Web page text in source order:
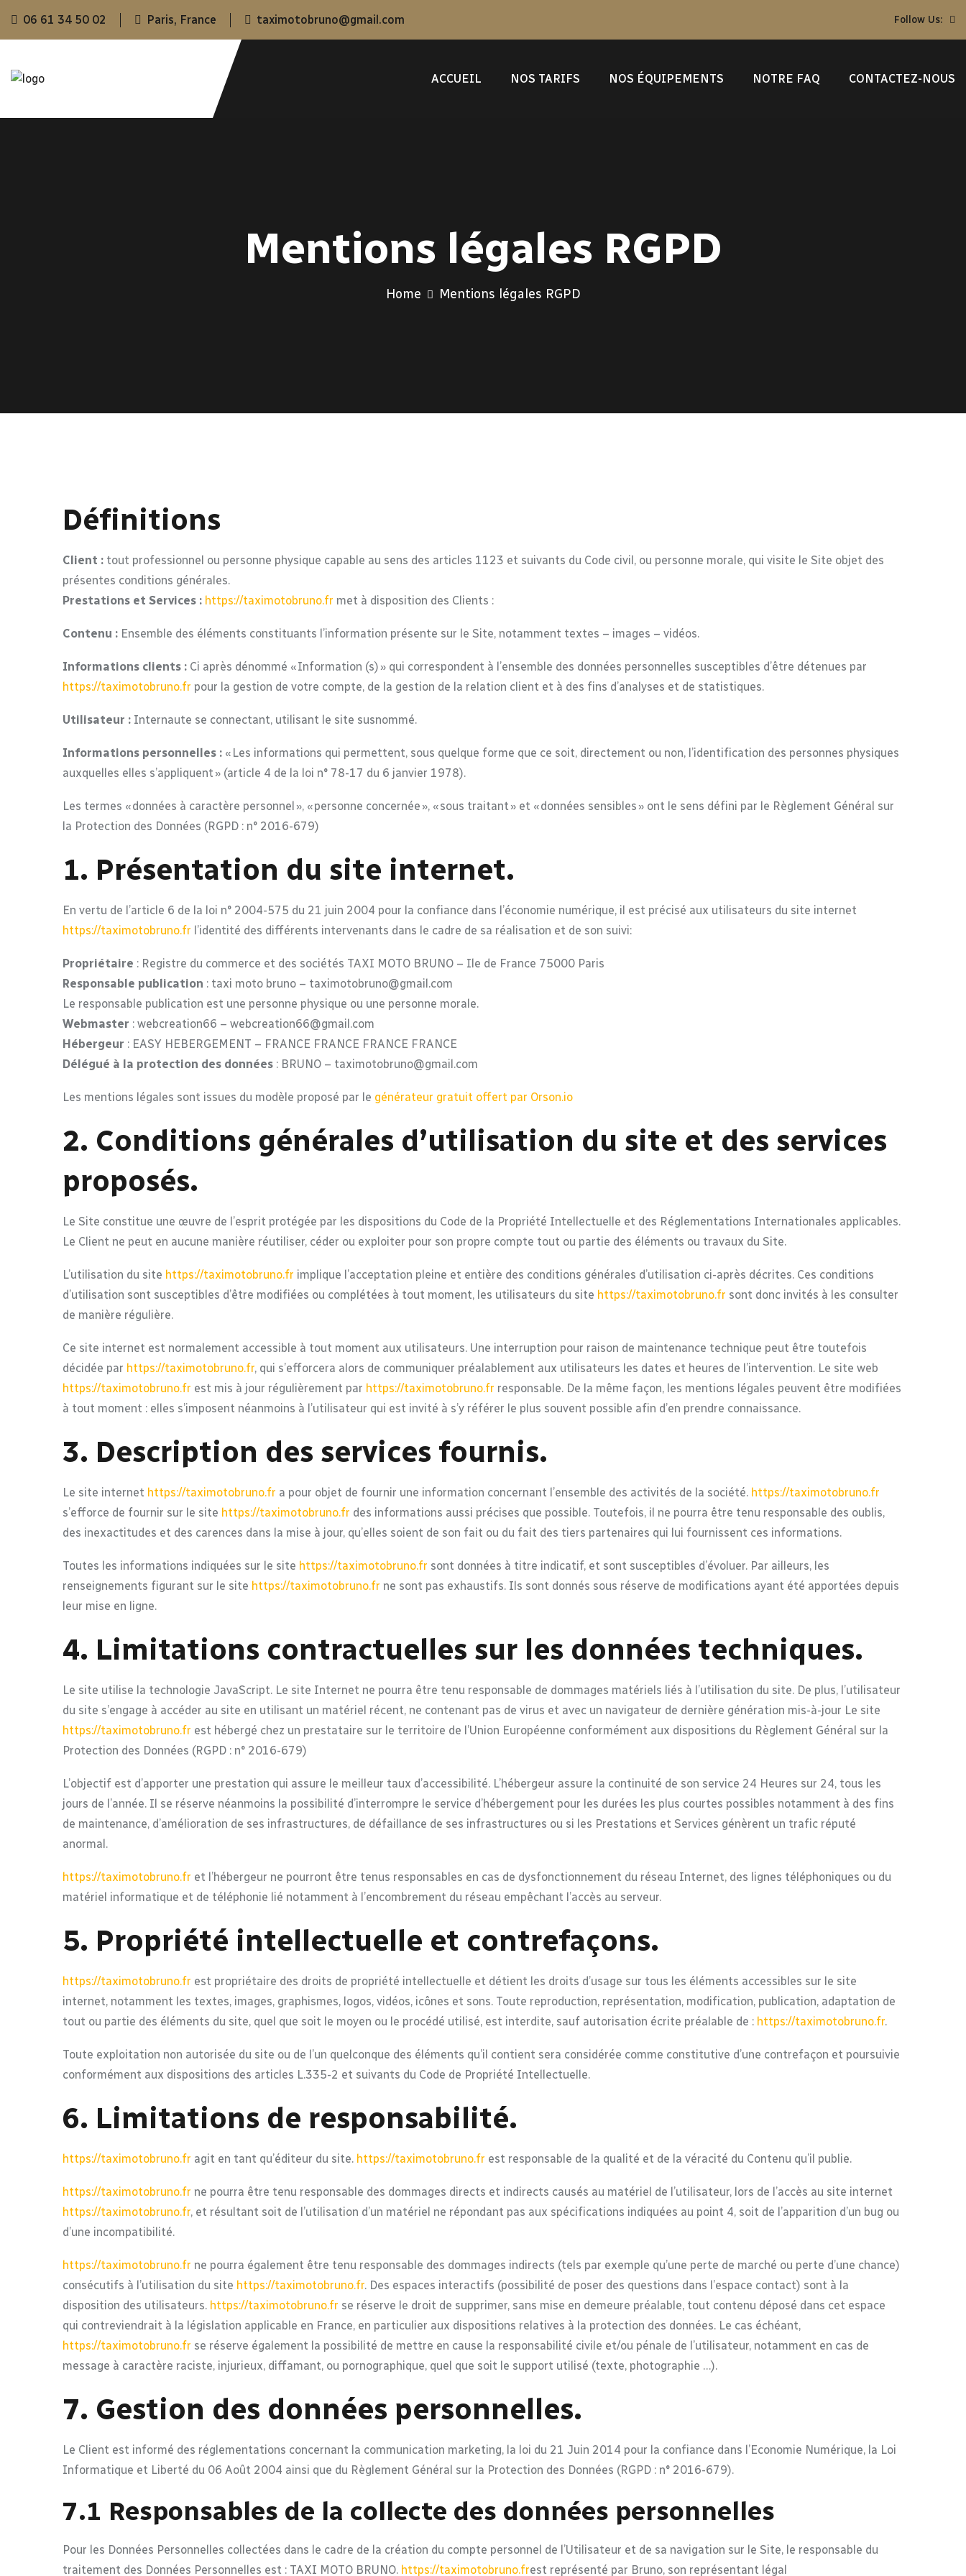
06 61 34 50 02 Paris, France taximotobruno@gmail.com Follow Us:
ACCUEIL NOS TARIFS NOS ÉQUIPEMENTS NOTRE FAQ CONTACTEZ-NOUS
Mentions légales RGPD
Home Mentions légales RGPD
Définitions
Client : tout professionnel ou personne physique capable au sens des articles 1123 et suivants du Code civil, ou personne morale, qui visite le Site objet des
présentes conditions générales.
Prestations et Services : https://taximotobruno.fr met à disposition des Clients :
Contenu : Ensemble des éléments constituants l’information présente sur le Site, notamment textes – images – vidéos.
Informations clients : Ci après dénommé « Information (s) » qui correspondent à l’ensemble des données personnelles susceptibles d’être détenues par
https://taximotobruno.fr pour la gestion de votre compte, de la gestion de la relation client et à des fins d’analyses et de statistiques.
Utilisateur : Internaute se connectant, utilisant le site susnommé.
Informations personnelles : « Les informations qui permettent, sous quelque forme que ce soit, directement ou non, l’identification des personnes physiques
auxquelles elles s’appliquent » (article 4 de la loi n° 78-17 du 6 janvier 1978).
Les termes « données à caractère personnel », « personne concernée », « sous traitant » et « données sensibles » ont le sens défini par le Règlement Général sur
la Protection des Données (RGPD : n° 2016-679)
1. Présentation du site internet.
En vertu de l’article 6 de la loi n° 2004-575 du 21 juin 2004 pour la confiance dans l’économie numérique, il est précisé aux utilisateurs du site internet
https://taximotobruno.fr l’identité des différents intervenants dans le cadre de sa réalisation et de son suivi:
Propriétaire : Registre du commerce et des sociétés TAXI MOTO BRUNO – Ile de France 75000 Paris
Responsable publication : taxi moto bruno – taximotobruno@gmail.com
Le responsable publication est une personne physique ou une personne morale.
Webmaster : webcreation66 – webcreation66@gmail.com
Hébergeur : EASY HEBERGEMENT – FRANCE FRANCE FRANCE FRANCE
Délégué à la protection des données : BRUNO – taximotobruno@gmail.com
Les mentions légales sont issues du modèle proposé par le générateur gratuit offert par Orson.io
2. Conditions générales d’utilisation du site et des services
proposés.
Le Site constitue une œuvre de l’esprit protégée par les dispositions du Code de la Propriété Intellectuelle et des Réglementations Internationales applicables.
Le Client ne peut en aucune manière réutiliser, céder ou exploiter pour son propre compte tout ou partie des éléments ou travaux du Site.
L’utilisation du site https://taximotobruno.fr implique l’acceptation pleine et entière des conditions générales d’utilisation ci-après décrites. Ces conditions
d’utilisation sont susceptibles d’être modifiées ou complétées à tout moment, les utilisateurs du site https://taximotobruno.fr sont donc invités à les consulter
de manière régulière.
Ce site internet est normalement accessible à tout moment aux utilisateurs. Une interruption pour raison de maintenance technique peut être toutefois
décidée par https://taximotobruno.fr, qui s’efforcera alors de communiquer préalablement aux utilisateurs les dates et heures de l’intervention. Le site web
https://taximotobruno.fr est mis à jour régulièrement par https://taximotobruno.fr responsable. De la même façon, les mentions légales peuvent être modifiées
à tout moment : elles s’imposent néanmoins à l’utilisateur qui est invité à s’y référer le plus souvent possible afin d’en prendre connaissance.
3. Description des services fournis.
Le site internet https://taximotobruno.fr a pour objet de fournir une information concernant l’ensemble des activités de la société. https://taximotobruno.fr
s’efforce de fournir sur le site https://taximotobruno.fr des informations aussi précises que possible. Toutefois, il ne pourra être tenu responsable des oublis,
des inexactitudes et des carences dans la mise à jour, qu’elles soient de son fait ou du fait des tiers partenaires qui lui fournissent ces informations.
Toutes les informations indiquées sur le site https://taximotobruno.fr sont données à titre indicatif, et sont susceptibles d’évoluer. Par ailleurs, les
renseignements figurant sur le site https://taximotobruno.fr ne sont pas exhaustifs. Ils sont donnés sous réserve de modifications ayant été apportées depuis
leur mise en ligne.
4. Limitations contractuelles sur les données techniques.
Le site utilise la technologie JavaScript. Le site Internet ne pourra être tenu responsable de dommages matériels liés à l’utilisation du site. De plus, l’utilisateur
du site s’engage à accéder au site en utilisant un matériel récent, ne contenant pas de virus et avec un navigateur de dernière génération mis-à-jour Le site
https://taximotobruno.fr est hébergé chez un prestataire sur le territoire de l’Union Européenne conformément aux dispositions du Règlement Général sur la
Protection des Données (RGPD : n° 2016-679)
L’objectif est d’apporter une prestation qui assure le meilleur taux d’accessibilité. L’hébergeur assure la continuité de son service 24 Heures sur 24, tous les
jours de l’année. Il se réserve néanmoins la possibilité d’interrompre le service d’hébergement pour les durées les plus courtes possibles notamment à des fins
de maintenance, d’amélioration de ses infrastructures, de défaillance de ses infrastructures ou si les Prestations et Services génèrent un trafic réputé
anormal.
https://taximotobruno.fr et l’hébergeur ne pourront être tenus responsables en cas de dysfonctionnement du réseau Internet, des lignes téléphoniques ou du
matériel informatique et de téléphonie lié notamment à l’encombrement du réseau empêchant l’accès au serveur.
5. Propriété intellectuelle et contrefaçons.
https://taximotobruno.fr est propriétaire des droits de propriété intellectuelle et détient les droits d’usage sur tous les éléments accessibles sur le site
internet, notamment les textes, images, graphismes, logos, vidéos, icônes et sons. Toute reproduction, représentation, modification, publication, adaptation de
tout ou partie des éléments du site, quel que soit le moyen ou le procédé utilisé, est interdite, sauf autorisation écrite préalable de : https://taximotobruno.fr.
Toute exploitation non autorisée du site ou de l’un quelconque des éléments qu’il contient sera considérée comme constitutive d’une contrefaçon et poursuivie
conformément aux dispositions des articles L.335-2 et suivants du Code de Propriété Intellectuelle.
6. Limitations de responsabilité.
https://taximotobruno.fr agit en tant qu’éditeur du site. https://taximotobruno.fr est responsable de la qualité et de la véracité du Contenu qu’il publie.
https://taximotobruno.fr ne pourra être tenu responsable des dommages directs et indirects causés au matériel de l’utilisateur, lors de l’accès au site internet
https://taximotobruno.fr, et résultant soit de l’utilisation d’un matériel ne répondant pas aux spécifications indiquées au point 4, soit de l’apparition d’un bug ou
d’une incompatibilité.
https://taximotobruno.fr ne pourra également être tenu responsable des dommages indirects (tels par exemple qu’une perte de marché ou perte d’une chance)
consécutifs à l’utilisation du site https://taximotobruno.fr. Des espaces interactifs (possibilité de poser des questions dans l’espace contact) sont à la
disposition des utilisateurs. https://taximotobruno.fr se réserve le droit de supprimer, sans mise en demeure préalable, tout contenu déposé dans cet espace
qui contreviendrait à la législation applicable en France, en particulier aux dispositions relatives à la protection des données. Le cas échéant,
https://taximotobruno.fr se réserve également la possibilité de mettre en cause la responsabilité civile et/ou pénale de l’utilisateur, notamment en cas de
message à caractère raciste, injurieux, diffamant, ou pornographique, quel que soit le support utilisé (texte, photographie …).
7. Gestion des données personnelles.
Le Client est informé des réglementations concernant la communication marketing, la loi du 21 Juin 2014 pour la confiance dans l’Economie Numérique, la Loi
Informatique et Liberté du 06 Août 2004 ainsi que du Règlement Général sur la Protection des Données (RGPD : n° 2016-679).
7.1 Responsables de la collecte des données personnelles
Pour les Données Personnelles collectées dans le cadre de la création du compte personnel de l’Utilisateur et de sa navigation sur le Site, le responsable du
traitement des Données Personnelles est : TAXI MOTO BRUNO. https://taximotobruno.frest représenté par Bruno, son représentant légal